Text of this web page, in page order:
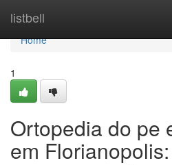
listbell
Home
Home
1
Ortopedia do pe
em